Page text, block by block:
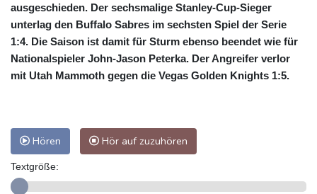
ausgeschieden. Der sechsmalige Stanley-Cup-Sieger
unterlag den Buffalo Sabres im sechsten Spiel der Serie
1:4. Die Saison ist damit für Sturm ebenso beendet wie für
Nationalspieler John-Jason Peterka. Der Angreifer verlor
mit Utah Mammoth gegen die Vegas Golden Knights 1:5.
Hören Hör auf zuzuhören
Textgröße: